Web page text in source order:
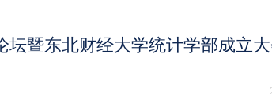
暨东北财经大学统计学部成立